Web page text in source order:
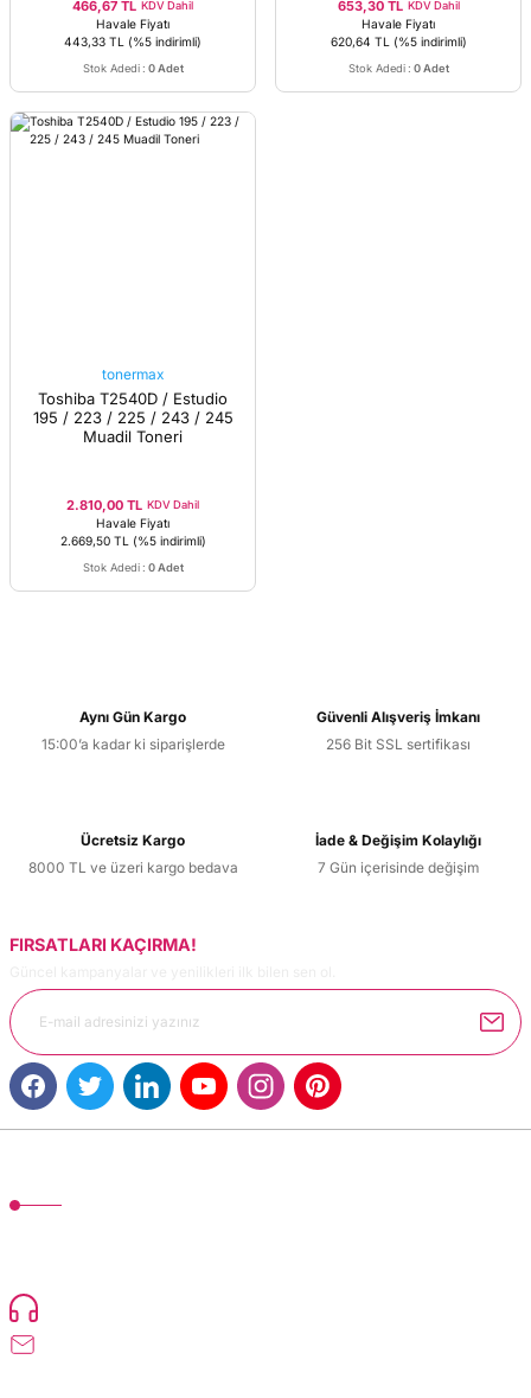
466,67 TL KDV Dahil
Havale Fiyatı
443,33 TL (%5 indirimli)
Stok Adedi : 0 Adet
653,30 TL KDV Dahil
Havale Fiyatı
620,64 TL
(%5 indirimli)
Stok Adedi : 0 Adet
tonermax
Toshiba T2540D / Estudio
195 / 223 / 225 / 243 / 245
Muadil Toneri
2.810,00 TL KDV Dahil
Havale Fiyatı
2.669,50 TL
(%5 indirimli)
Stok Adedi : 0 Adet
Aynı Gün Kargo
15:00’a kadar ki siparişlerde
Güvenli Alışveriş İmkanı
256 Bit SSL sertifikası
Ücretsiz Kargo
8000 TL ve üzeri kargo bedava
İade & Değişim Kolaylığı
7 Gün içerisinde değişim
FIRSATLARI KAÇIRMA!